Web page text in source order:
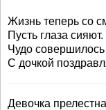
Жизнь теперь со
Пусть глаза сияют.
Чудо
С дочкой
Девочка